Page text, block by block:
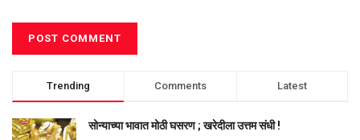
Trending Comments Latest
सोन्याच्या भावात मोठी घसरण ; खरेदीला उत्तम संधी !